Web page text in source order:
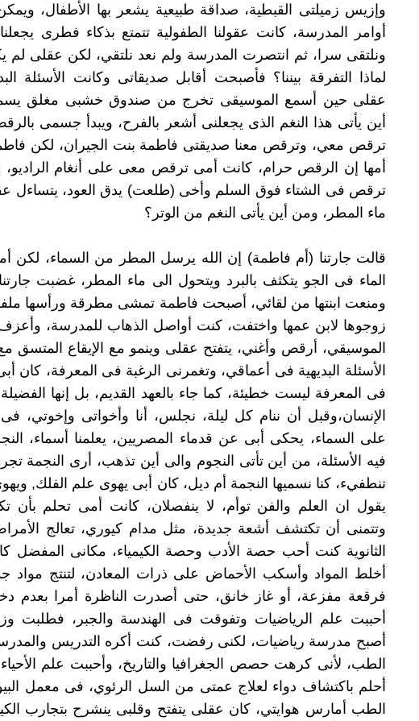
وإزيس زميلتى القبطية، صداقة طبيعية يشعر بها الأطفال،
أوامر المدرسة، كانت عقولنا الطفولية تتمتع بذكاء فطرى
ونلتقى سرا، ثم انتصرت المدرسة ولم نعد نلتقي، لكن عقلى
لماذا التفرقة بيننا؟ فأصبحت أقابل صديقاتى وكانت الأسئلة
عقلى حين أسمع الموسيقى تخرج من صندوق خشبى مغلق
أين يأتى هذا النغم الذى يجعلنى أشعر بالفرح، ويبدأ جسمى
ترقص معي، وترقص معنا صديقتى فاطمة بنت الجيران، لكن
أمها إن الرقص حرام، كانت أمى ترقص معى على أنغام
ترقص فى الشتاء فوق السلم وأخى (طلعت) يدق العود، يتساءل
ماء المطر، ومن أين يأتى النغم من الوتر؟
قالت جارتنا (أم فاطمة) إن الله يرسل المطر من السماء، لكن
الماء فى الجو يتكثف بالبرد ويتحول الى ماء المطر، غضبت
ومنعت ابنتها من لقائي، أصبحت فاطمة تمشى مطرقة ورأسها
زوجوها لابن عمها واختفت، كنت أواصل الذهاب للمدرسة،
الموسيقي، أرقص وأغني، يتفتح عقلى وينمو مع الإيقاع
الأسئلة البديهية فى أعماقي، وتغمرنى الرغبة فى المعرفة، كان
فى المعرفة ليست خطيئة، كما جاء بالعهد القديم، بل إنها
الإنسان،وقبل أن ننام كل ليلة، نجلس، أنا وأخواتى وإخوتي،
على السماء، يحكى أبى عن قدماء المصريين، يعلمنا أسماء،
فيه الأسئلة، من أين تأتى النجوم والى أين تذهب، أرى النجمة
تنطفيء، كنا نسميها النجمة أم ديل، كان أبى يهوى علم الفلك,
يقول ان العلم والفن توأم، لا ينفصلان، كانت أمى تحلم بأن
وتتمنى أن تكتشف أشعة جديدة، مثل مدام كيوري، تعالج
الثانوية كنت أحب حصة الأدب وحصة الكيمياء، مكانى المفضل
أخلط المواد وأسكب الأحماض على ذرات المعادن، لتنتج مواد
فرقعة مفزعة، أو غاز خانق، حتى أصدرت الناظرة أمرا بعدم
أحببت علم الرياضيات وتفوقت فى الهندسة والجبر، فطلبت
أصبح مدرسة رياضيات، لكنى رفضت، كنت أكره التدريس
الطب، لأنى كرهت حصص الجغرافيا والتاريخ، وأحببت علم الأحياء
أحلم باكتشاف دواء لعلاج عمتى من السل الرئوي، فى معمل
الطب أمارس هوايتي، كان عقلى يتفتح وقلبى ينشرح بتجارب